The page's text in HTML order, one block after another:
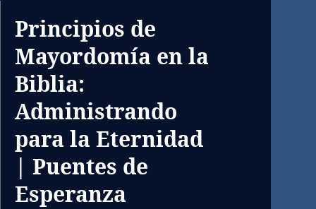
Principios de
Mayordomía en la
Biblia:
Administrando
para la Eternidad
| Puentes de
Esperanza